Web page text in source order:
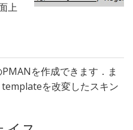
上
を作成できます．ま
を改変したスキン